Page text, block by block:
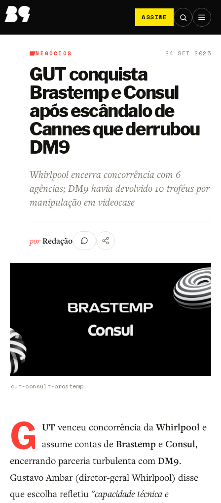
ASSINE
B9/Negócios
NEGÓCIOS 24 SET 2025
GUT conquista
Brastemp e Consul
após escândalo de
Cannes que derrubou
DM9
Whirlpool encerra concorrência com 6
agências; DM9 havia devolvido 10 troféus por
manipulação em videocase
porRedação
gut-consult-brastemp
G UT venceu concorrência daWhirlpool e
assume contas de Brastemp e Consul,
encerrando parceria turbulenta com DM9.
Gustavo Ambar (diretor-geral Whirlpool) disse
que escolha refletiu "capacidade técnica e